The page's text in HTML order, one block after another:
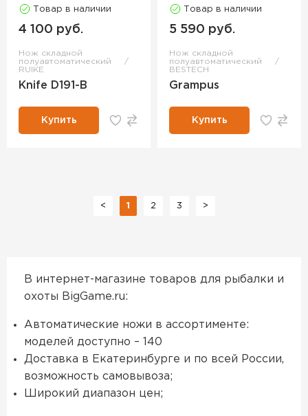
Товар в наличии
4 100 руб.
Нож складной
полуавтоматический
RUIKE
Knife D191-B
Купить
Товар в наличии
5 590 руб.
Нож складной
полуавтоматический
BESTECH
Grampus
Купить
< 1 2 3 >
В интернет-магазине товаров для рыбалки и
охоты BigGame.ru:
Автоматические ножи в ассортименте:
моделей доступно – 140
Доставка в Екатеринбурге и по всей России,
возможность самовывоза;
Широкий диапазон цен;